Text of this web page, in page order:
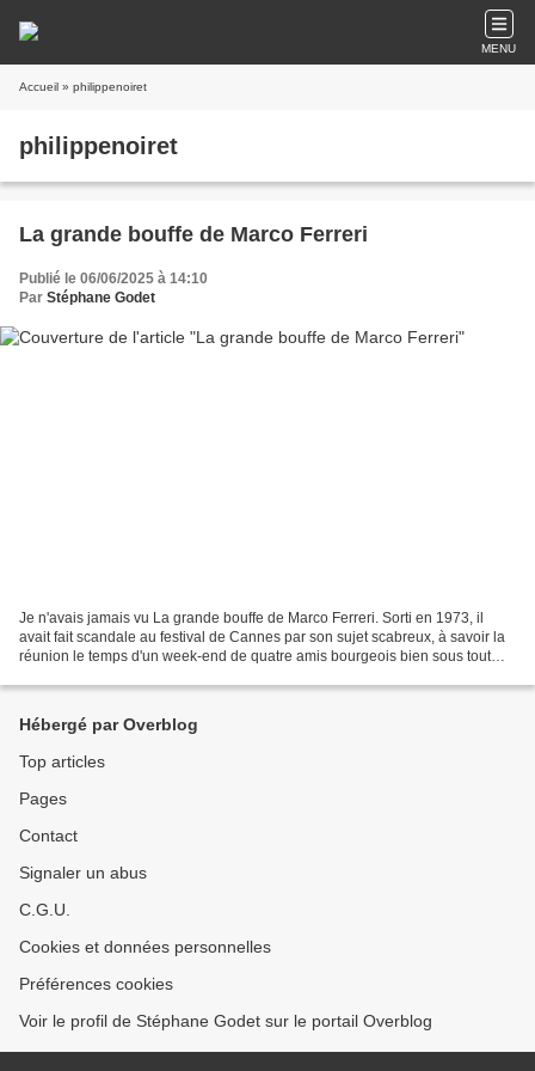
MENU
Accueil » philippenoiret
philippenoiret
La grande bouffe de Marco Ferreri
Publié le 06/06/2025 à 14:10
Par Stéphane Godet
Je n'avais jamais vu La grande bouffe de Marco Ferreri. Sorti en 1973, il
avait fait scandale au festival de Cannes par son sujet scabreux, à savoir la
réunion le temps d'un week-end de quatre amis bourgeois bien sous tout
Hébergé par Overblog
Top articles
Pages
Contact
Signaler un abus
C.G.U.
Cookies et données personnelles
Préférences cookies
Voir le profil de Stéphane Godet sur le portail Overblog